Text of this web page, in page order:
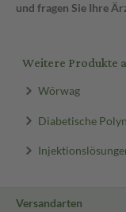
und fragen Sie Ihre
Weitere Produkte
Wörwag
Diabetische
Versandarten